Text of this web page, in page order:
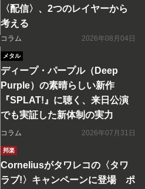
〈配信〉、2つのレイヤーから
考える
コラム 2026年08月04日
メタル
ディープ・パープル（Deep
Purple）の素晴らしい新作
『SPLAT!』に聴く、来日公演
でも実証した新体制の実力
コラム 2026年07月31日
邦楽
Corneliusがタワレコの〈タワ
ラブ!〉キャンペーンに登場 ポ